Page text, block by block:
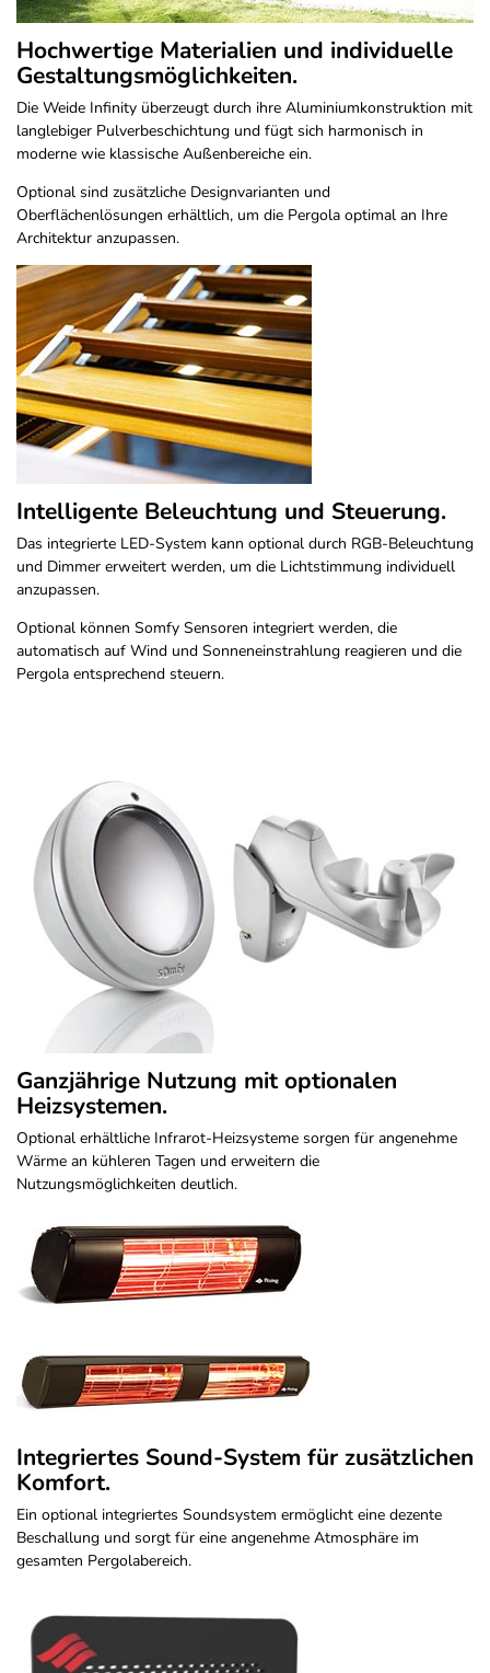
Hochwertige Materialien und individuelle
Gestaltungsmöglichkeiten.
Die Weide Infinity überzeugt durch ihre Aluminiumkonstruktion mit
langlebiger Pulverbeschichtung und fügt sich harmonisch in
moderne wie klassische Außenbereiche ein.
Optional sind zusätzliche Designvarianten und
Oberflächenlösungen erhältlich, um die Pergola optimal an Ihre
Architektur anzupassen.
Intelligente Beleuchtung und Steuerung.
Das integrierte LED-System kann optional durch RGB-Beleuchtung
und Dimmer erweitert werden, um die Lichtstimmung individuell
anzupassen.
Optional können Somfy Sensoren integriert werden, die
automatisch auf Wind und Sonneneinstrahlung reagieren und die
Pergola entsprechend steuern.
Ganzjährige Nutzung mit optionalen
Heizsystemen.
Optional erhältliche Infrarot-Heizsysteme sorgen für angenehme
Wärme an kühleren Tagen und erweitern die
Nutzungsmöglichkeiten deutlich.
Integriertes Sound-System für zusätzlichen
Komfort.
Ein optional integriertes Soundsystem ermöglicht eine dezente
Beschallung und sorgt für eine angenehme Atmosphäre im
gesamten Pergolabereich.